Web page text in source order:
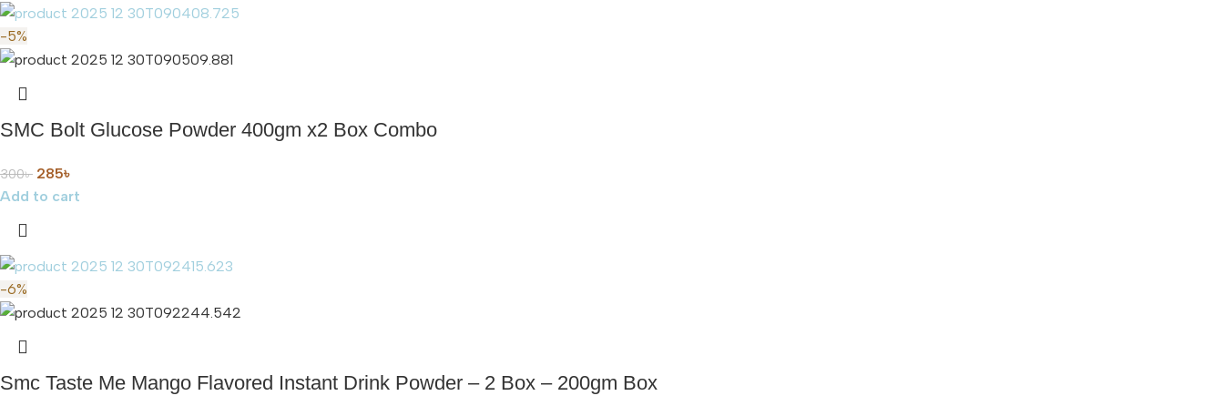
-5%
SMC Bolt Glucose Powder 400gm x2 Box Combo
300৳ 285৳
Add to cart
-6%
Smc Taste Me Mango Flavored Instant Drink Powder – 2 Box – 200gm Box